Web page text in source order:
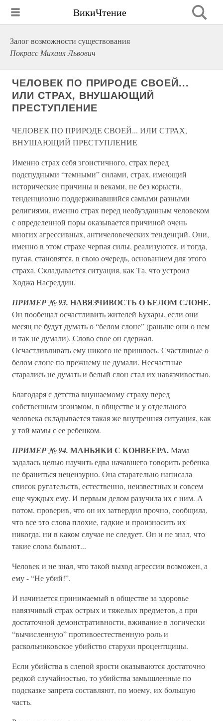
ВикиЧтение
Залог возможности существования
Покрасс Михаил Львович
ЧЕЛОВЕК ПО ПРИРОДЕ СВОЕЙ...
ИЛИ СТРАХ, ВНУШАЮЩИЙ
ПРЕСТУПЛЕНИЕ
ЧЕЛОВЕК ПО ПРИРОДЕ СВОЕЙ... ИЛИ СТРАХ,
ВНУШАЮЩИЙ ПРЕСТУПЛЕНИЕ
Именно страх себя эгоистичного, страх перед
подспудными “темными” силами, страх, имеющий
исторические причины и веками, не без корысти,
тенденциозно поддерживавшийся самыми разными
религиями, именно страх перед необузданным человеком
с определенной поры оказывается причиной очень
многих агрессивных, античеловеческих тенденций. Они,
именно в этом страхе черпая силы, реализуются, и тогда,
пугая, становятся, в свою очередь, основанием для этого
страха. Складывается ситуация, как Та, что устроил
Ходжа Насреддин.
ПРИМЕР № 93. НАВЯЗЧИВОСТЬ О БЕЛОМ СЛОНЕ.
Он пообещал осчастливить жителей Бухары, если они
месяц не будут думать о “белом слоне” (раньше они о нем
и так не думали). Слово свое он сдержал.
Осчастливливать ему никого не пришлось. Счастливые о
белом слоне по прежнему не думали. Несчастные
старались не думать и белый слон стал их навязчивостью.
Благодаря с детства внушаемому страху перед
собственным эгоизмом, в обществе и у отдельного
человека складывается такая же внутренняя ситуация, как
у той мамы с ее ребенком.
ПРИМЕР № 94. МАНЬЯКИ С КОНВЕЕРА.Мама
задалась целью научить едва начавшего говорить ребенка
не браниться нецензурно. Она старательно написала
список ругательств, естественно, неизвестных и совсем
еще чуждых ему. И первым делом разучила их с ним. А
потом, проверив, что он их затвердил прочно, сообщила,
что все это слова плохие, гадкие и произносить их
никогда, ни в каком случае не следует. Он и не знал, что
такие слова бывают...
Человек и не знал, что такой выход агрессии возможен, а
ему - “Не убий!”.
И начинается принимаемый в обществе за здоровье
навязчивый страх острых и тяжелых предметов, а при
достаточной демонстративности, вживание в логически
“вычисленную” противоестественную роль и
раскольниковское убийство старухи процентщицы.
Если убийства в слепой ярости оказываются достаточно
редкой случайностью, то убийства замышленные по
подсказке запрета составляют, по моему, их большую
часть.